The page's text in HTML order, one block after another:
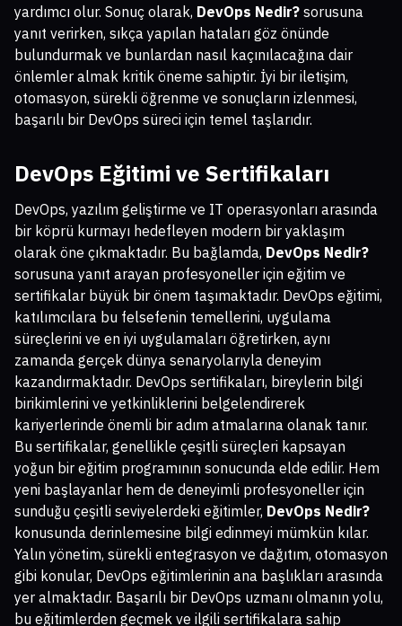
yardımcı olur. Sonuç olarak, DevOps Nedir? sorusuna
yanıt verirken, sıkça yapılan hataları göz önünde
bulundurmak ve bunlardan nasıl kaçınılacağına dair
önlemler almak kritik öneme sahiptir. İyi bir iletişim,
otomasyon, sürekli öğrenme ve sonuçların izlenmesi,
başarılı bir DevOps süreci için temel taşlarıdır.
DevOps Eğitimi ve Sertifikaları
DevOps, yazılım geliştirme ve IT operasyonları arasında
bir köprü kurmayı hedefleyen modern bir yaklaşım
olarak öne çıkmaktadır. Bu bağlamda, DevOps Nedir?
sorusuna yanıt arayan profesyoneller için eğitim ve
sertifikalar büyük bir önem taşımaktadır. DevOps eğitimi,
katılımcılara bu felsefenin temellerini, uygulama
süreçlerini ve en iyi uygulamaları öğretirken, aynı
zamanda gerçek dünya senaryolarıyla deneyim
kazandırmaktadır. DevOps sertifikaları, bireylerin bilgi
birikimlerini ve yetkinliklerini belgelendirerek
kariyerlerinde önemli bir adım atmalarına olanak tanır.
Bu sertifikalar, genellikle çeşitli süreçleri kapsayan
yoğun bir eğitim programının sonucunda elde edilir. Hem
yeni başlayanlar hem de deneyimli profesyoneller için
sunduğu çeşitli seviyelerdeki eğitimler, DevOps Nedir?
konusunda derinlemesine bilgi edinmeyi mümkün kılar.
Yalın yönetim, sürekli entegrasyon ve dağıtım, otomasyon
gibi konular, DevOps eğitimlerinin ana başlıkları arasında
yer almaktadır. Başarılı bir DevOps uzmanı olmanın yolu,
bu eğitimlerden geçmek ve ilgili sertifikalara sahip